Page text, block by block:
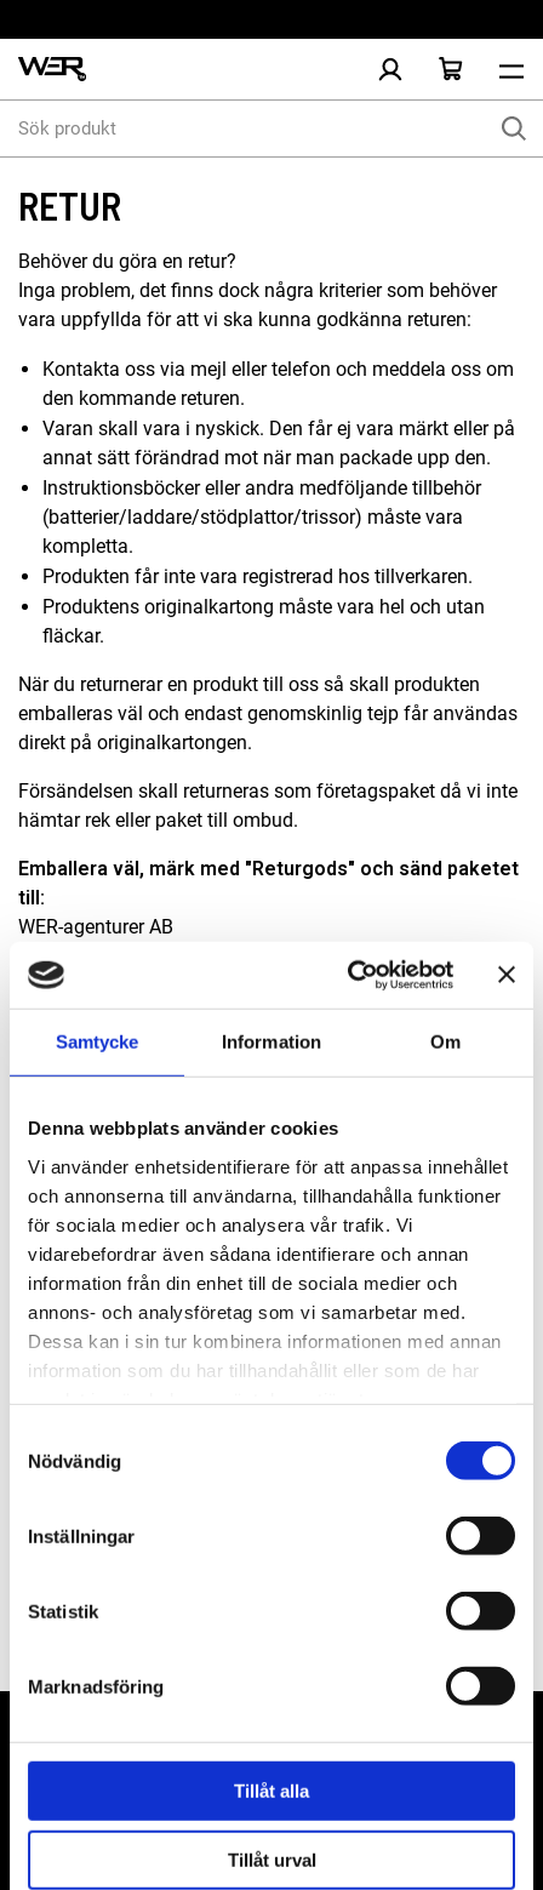
Samtycke Information Om
Denna webbplats använder cookies
Vi använder enhetsidentifierare för att anpassa innehållet
och annonserna till användarna, tillhandahålla funktioner
för sociala medier och analysera vår trafik. Vi
vidarebefordrar även sådana identifierare och annan
information från din enhet till de sociala medier och
annons- och analysföretag som vi samarbetar med.
Dessa kan i sin tur kombinera informationen med annan
information som du har tillhandahållit eller som de har
Nödvändig
Inställningar
Statistik
Marknadsföring
Tillåt alla
Tillåt urval
produkt
RETUR
Behöver du göra en retur?
Inga problem, det finns dock några kriterier som behöver
vara uppfyllda för att vi ska kunna godkänna returen:
Kontakta oss via mejl eller telefon och meddela oss om
den kommande returen.
Varan skall vara i nyskick. Den får ej vara märkt eller på
annat sätt förändrad mot när man packade upp den.
Instruktionsböcker eller andra medföljande tillbehör
(batterier/laddare/stödplattor/trissor) måste vara
kompletta.
Produkten får inte vara registrerad hos tillverkaren.
Produktens originalkartong måste vara hel och utan
fläckar.
När du returnerar en produkt till oss så skall produkten
emballeras väl och endast genomskinlig tejp får användas
direkt på originalkartongen.
Försändelsen skall returneras som företagspaket då vi inte
hämtar rek eller paket till ombud.
Emballera väl, märk med "Returgods" och sänd paketet
till:
WER-agenturer AB
Elementvägen 7
702 27 Örebro
REKLAMATION
Du som kund har rätt att reklamera ett ursprungligt fel, ett
fel som fanns redan vid köpet på din vara så länge du
reklamerar varan inom två år från det att du mottog den.
Utanför garantitiden på din produkt är det du som kund
som har skyldighet att påvisa att eventuella fel fanns vid
köpet.
Kontakta oss via mejl eller telefon och meddela oss om
Försändelsen skall returneras som företagspaket då vi
inte hämtar rek eller paket till ombud.
Emballera väl, märk med "Reklamation" och sänd
paketet till:
Elementvägen 7
WER-agenturer AB
Adress: Elementvägen 7, 702 27 Örebro